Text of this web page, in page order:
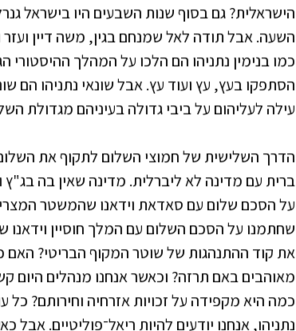
הישראלית? גם בסוף שנות השבעים היו בישראל
השעה. אבל תודה לאל שמנחם בגין, משה דיין ועזר
כמו בנימין נתניהו הם הלכו על המהלך ההיסטורי
הסתפקו בעץ, עץ ועוד עץ. אבל שונאי נתניהו הם
עילה לעליהום על ביבי גדולה בעיניהם מגדולת
הדרך השלישית של חמוצי השלום לתקוף את
ברית עם מדינה לא ליברלית. מדינה שאין בה
על הסכם שלום עם סאדאת וידאנו שהמשטר
שחתמנו על הסכם השלום עם המלך חוסיין
את קוד ההתנהגות של שוטר המקוף הבריטי? האם
מאוהבים באם תרזה? וכאשר אנחנו מנהלים היום
כמה היא מקפידה על זכויות אזרחיה וחירותם?
נתניהו, אנחנו יודעים להיות ריאל־פוליטיים.